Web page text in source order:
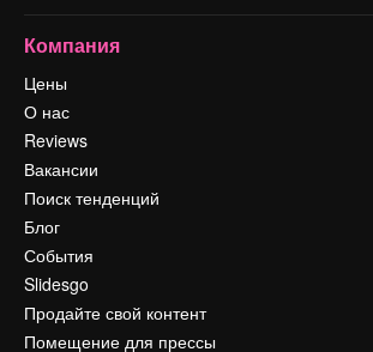
Компания
Цены
О нас
Reviews
Вакансии
Поиск тенденций
Блог
События
Slidesgo
Продайте свой контент
Помещение для прессы